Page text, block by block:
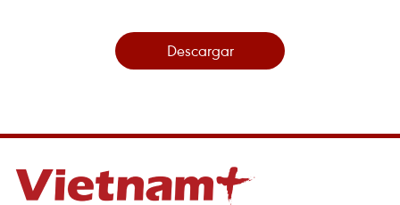
Descargar